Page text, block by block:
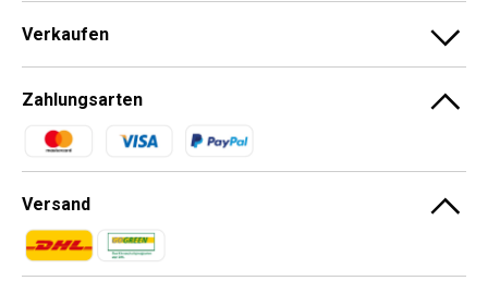
Verkaufen
Zahlungsarten
Zahlungsmethoden
Versand
Zahlungsmethoden